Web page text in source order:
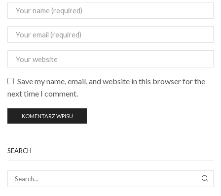
Save my name, email, and website in this browser for the
next time I comment.
SEARCH